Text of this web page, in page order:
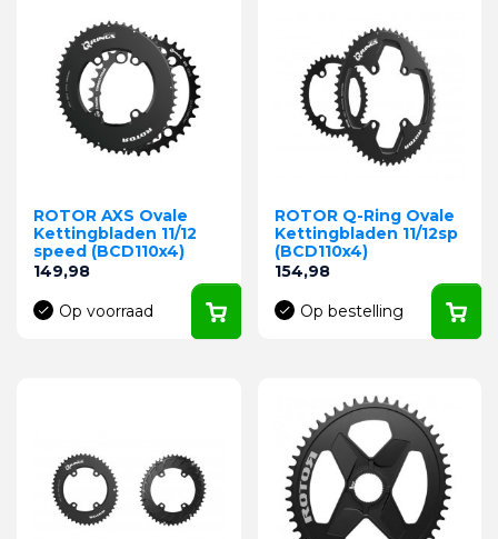
ROTOR AXS Ovale
Kettingbladen 11/12
speed (BCD110x4)
Prijs
149,98
Op voorraad
ROTOR Q-Ring Ovale
Kettingbladen 11/12sp
(BCD110x4)
Prijs
154,98
Op bestelling